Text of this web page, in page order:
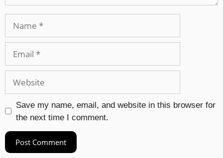
Save my name, email, and website in this browser for
the next time I comment.